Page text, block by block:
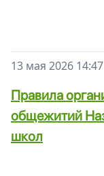
13 мая 2026 14:47
Правила
общежитий
школ